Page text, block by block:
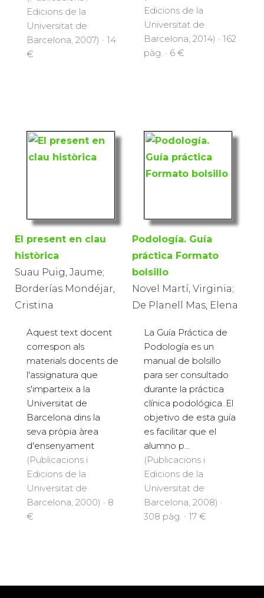
Edicions de la
Universitat de
Barcelona, 2007) · 14
€
Edicions de la
Universitat de
Barcelona, 2014) · 162
pàg. · 6 €
El present en clau
històrica
Suau Puig, Jaume;
Borderías Mondéjar,
Cristina
Aquest text docent
correspon als
materials docents de
l'assignatura que
s'imparteix a la
Universitat de
Barcelona dins la
seva pròpia àrea
d'ensenyament
(Publicacions i
Edicions de la
Universitat de
Barcelona, 2000) · 8
€
Podología. Guía
práctica Formato
bolsillo
Novel Martí, Virginia;
De Planell Mas, Elena
La Guía Práctica de
Podología es un
manual de bolsillo
para ser consultado
durante la práctica
clínica podológica..El
objetivo de esta guía
es facilitar que el
alumno p...
(Publicacions i
Edicions de la
Universitat de
Barcelona, 2008) ·
308 pàg. · 17 €